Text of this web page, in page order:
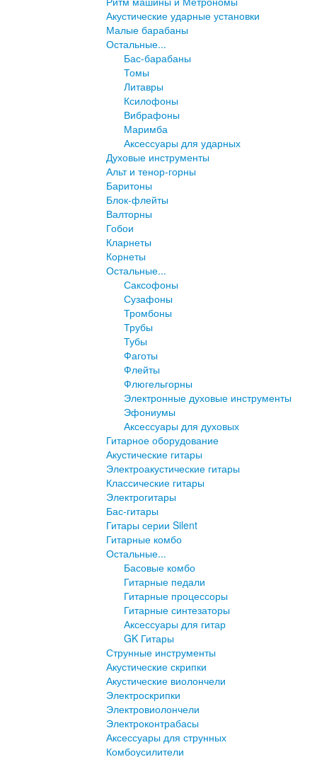
Акустические ударные установки
Малые барабаны
Остальные...
Бас-барабаны
Томы
Литавры
Ксилофоны
Вибрафоны
Маримба
Аксессуары для ударных
Духовые инструменты
Альт и тенор-горны
Баритоны
Блок-флейты
Валторны
Гобои
Кларнеты
Корнеты
Остальные...
Саксофоны
Сузафоны
Тромбоны
Трубы
Тубы
Фаготы
Флейты
Флюгельгорны
Электронные духовые инструменты
Эфониумы
Аксессуары для духовых
Гитарное оборудование
Акустические гитары
Электроакустические гитары
Классические гитары
Электрогитары
Бас-гитары
Гитары серии Silent
Гитарные комбо
Остальные...
Басовые комбо
Гитарные педали
Гитарные процессоры
Гитарные синтезаторы
Аксессуары для гитар
GK Гитары
Струнные инструменты
Акустические скрипки
Акустические виолончели
Электроскрипки
Электровиолончели
Электроконтрабасы
Аксессуары для струнных
Комбоусилители